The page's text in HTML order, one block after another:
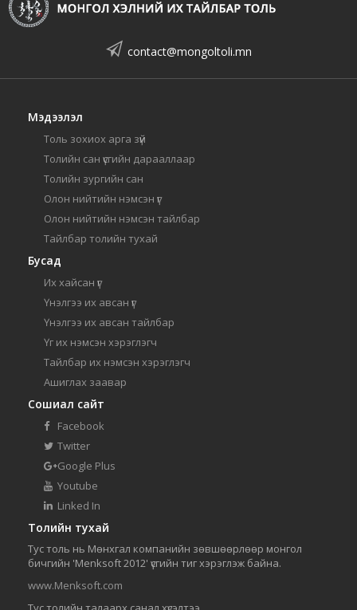
contact@mongoltoli.mn
Мэдээлэл
Толь зохиох арга зүй
Толийн сан үсгийн дарааллаар
Толийн зургийн сан
Олон нийтийн нэмсэн үг
Олон нийтийн нэмсэн тайлбар
Тайлбар толийн тухай
Бусад
Их хайсан үг
Үнэлгээ их авсан үг
Үнэлгээ их авсан тайлбар
Үг их нэмсэн хэрэглэгч
Тайлбар их нэмсэн хэрэглэгч
Ашиглах заавар
Сошиал сайт
Facebook
Twitter
Google Plus
Youtube
Linked In
Толийн тухай
Тус толь нь Мөнхгал компанийн зөвшөөрлөөр монгол
бичгийн 'Menksoft 2012' үсгийн тиг хэрэглэж байна.
www.Menksoft.com